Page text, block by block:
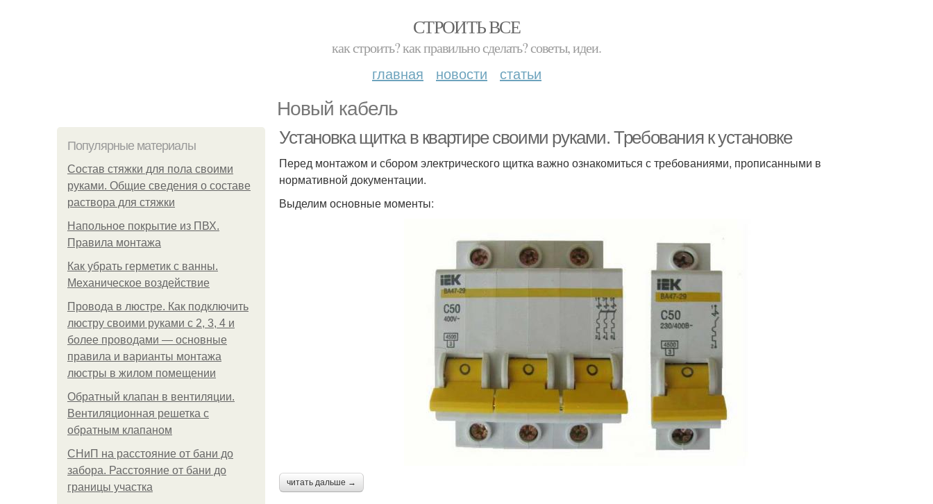
СТРОИТЬ ВСЕ
как строить? как правильно сделать? советы, идеи.
главная новости статьи
Новый кабель
Популярные материалы
Состав стяжки для пола своими
руками. Общие сведения о составе
раствора для стяжки
Напольное покрытие из ПВХ.
Правила монтажа
Как убрать герметик с ванны.
Механическое воздействие
Провода в люстре. Как подключить
люстру своими руками с 2, 3, 4 и
более проводами — основные
правила и варианты монтажа
люстры в жилом помещении
Обратный клапан в вентиляции.
Вентиляционная решетка с
обратным клапаном
СНиП на расстояние от бани до
забора. Расстояние от бани до
границы участка
Установка щитка в квартире своими руками. Требования к установке
Перед монтажом и сбором электрического щитка важно ознакомиться с требованиями, прописанными в
нормативной документации.
Выделим основные моменты:
читать дальше →